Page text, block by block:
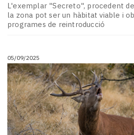
L'exemplar "Secreto", procedent
la zona pot ser un hàbitat viable i
programes de reintroducció
05/09/2025